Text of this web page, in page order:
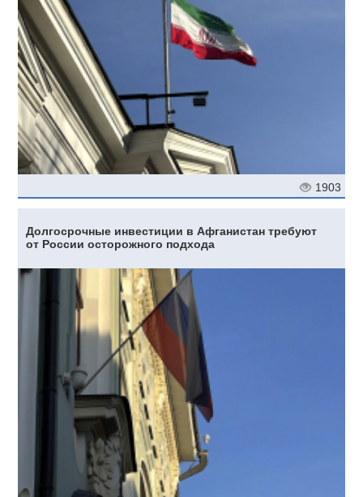
1903
Долгосрочные инвестиции в Афганистан требуют
от России осторожного подхода